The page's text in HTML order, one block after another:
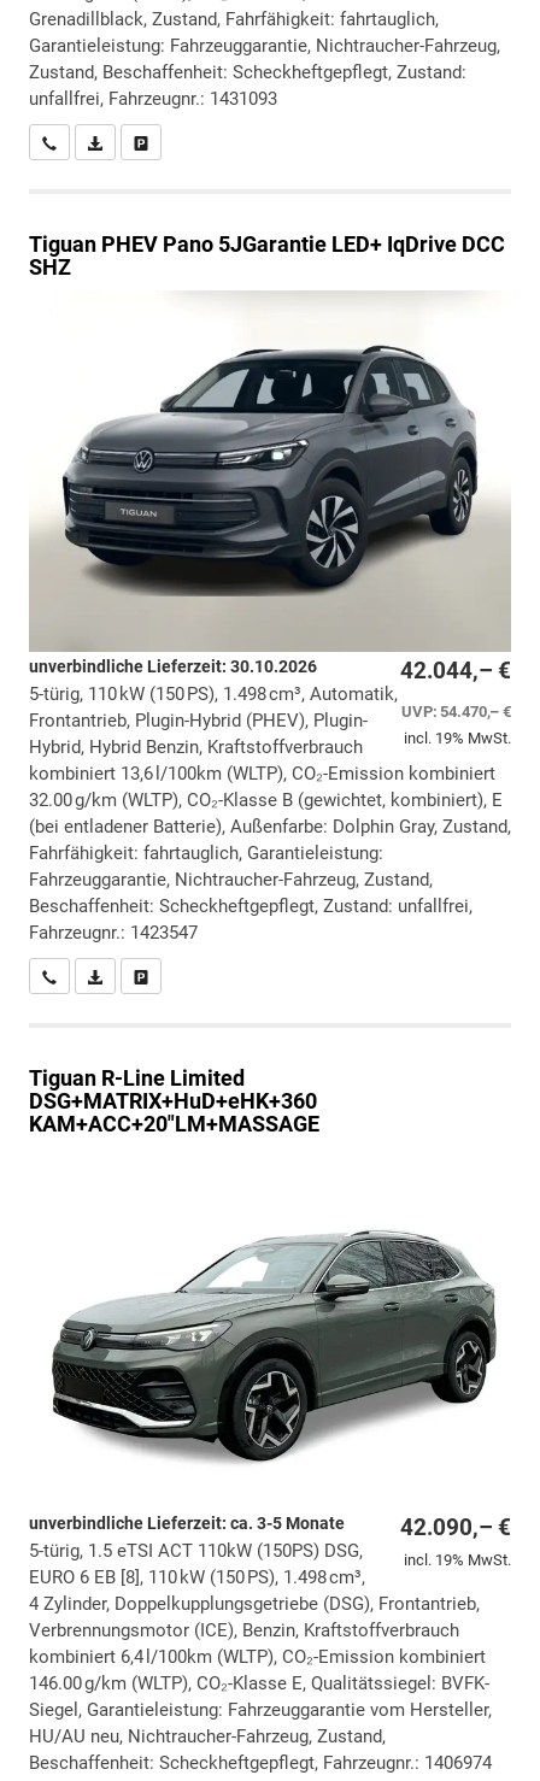
Grenadillblack, Zustand, Fahrfähigkeit: fahrtauglich,
Garantieleistung: Fahrzeuggarantie, Nichtraucher-Fahrzeug,
Zustand, Beschaffenheit: Scheckheftgepflegt, Zustand:
unfallfrei, Fahrzeugnr.: 1431093
Wir rufen Sie anPDF-Datei, Fahrzeugexposé drucken
Tiguan PHEV Pano 5JGarantie LED+ IqDrive DCC
SHZ
42.044,– €
UVP:54.470,– €
incl. 19% MwSt.
unverbindliche Lieferzeit: 30.10.2026
5-türig, 110 kW (150 PS), 1.498 cm³, Automatik,
Frontantrieb, Plugin-Hybrid (PHEV), Plugin-
Hybrid, Hybrid Benzin, Kraftstoffverbrauch
kombiniert 13,6 l/100km (WLTP), CO₂-Emission kombiniert
32.00 g/km (WLTP), CO₂-Klasse B (gewichtet, kombiniert), E
(bei entladener Batterie), Außenfarbe: Dolphin Gray, Zustand,
Fahrfähigkeit: fahrtauglich, Garantieleistung:
Fahrzeuggarantie, Nichtraucher-Fahrzeug, Zustand,
Beschaffenheit: Scheckheftgepflegt, Zustand: unfallfrei,
Fahrzeugnr.: 1423547
Wir rufen Sie anPDF-Datei, Fahrzeugexposé drucken
Tiguan R-Line Limited
DSG+MATRIX+HuD+eHK+360
KAM+ACC+20"LM+MASSAGE
42.090,– €
incl. 19% MwSt.
unverbindliche Lieferzeit: ca. 3-5 Monate
5-türig, 1.5 eTSI ACT 110kW (150PS) DSG,
EURO 6 EB [8], 110 kW (150 PS), 1.498 cm³,
4 Zylinder, Doppelkupplungsgetriebe (DSG), Frontantrieb,
Verbrennungsmotor (ICE), Benzin, Kraftstoffverbrauch
kombiniert 6,4 l/100km (WLTP), CO₂-Emission kombiniert
146.00 g/km (WLTP), CO₂-Klasse E, Qualitätssiegel: BVFK-
Siegel, Garantieleistung: Fahrzeuggarantie vom Hersteller,
HU/AU neu, Nichtraucher-Fahrzeug, Zustand,
Beschaffenheit: Scheckheftgepflegt, Fahrzeugnr.: 1406974